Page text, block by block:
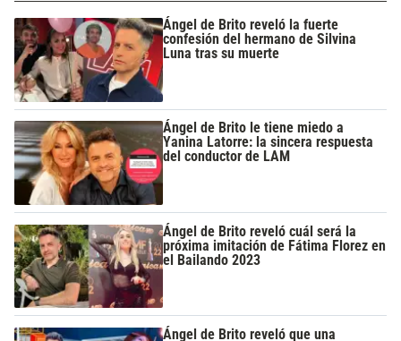
Ángel de Brito reveló la fuerte
confesión del hermano de Silvina
Luna tras su muerte
Ángel de Brito le tiene miedo a
Yanina Latorre: la sincera respuesta
del conductor de LAM
Ángel de Brito reveló cuál será la
próxima imitación de Fátima Florez en
el Bailando 2023
Ángel de Brito reveló que una